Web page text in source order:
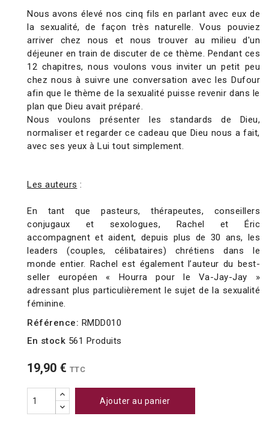
Nous avons élevé nos cinq fils en parlant avec eux de
la sexualité, de façon très naturelle. Vous pouviez
arriver chez nous et nous trouver au milieu d'un
déjeuner en train de discuter de ce thème. Pendant ces
12 chapitres, nous voulons vous inviter un petit peu
chez nous à suivre une conversation avec les Dufour
afin que le thème de la sexualité puisse revenir dans le
plan que Dieu avait préparé.
Nous voulons présenter les standards de Dieu,
normaliser et regarder ce cadeau que Dieu nous a fait,
avec ses yeux à Lui tout simplement.
Les auteurs :
En tant que pasteurs, thérapeutes, conseillers
conjugaux et sexologues, Rachel et Éric
accompagnent et aident, depuis plus de 30 ans, les
leaders (couples, célibataires) chrétiens dans le
monde entier. Rachel est également l’auteur du best-
seller européen « Hourra pour le Va-Jay-Jay »
adressant plus particulièrement le sujet de la sexualité
féminine.
Référence: RMDD010
En stock 561 Produits
19,90 € TTC
Ajouter au panier